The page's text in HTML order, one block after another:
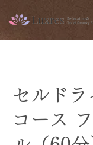
セルドラ
コース